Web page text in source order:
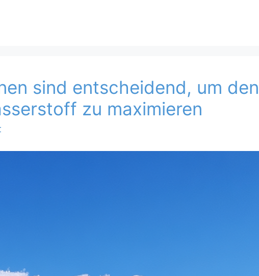
sind entscheidend, um den
zu maximieren